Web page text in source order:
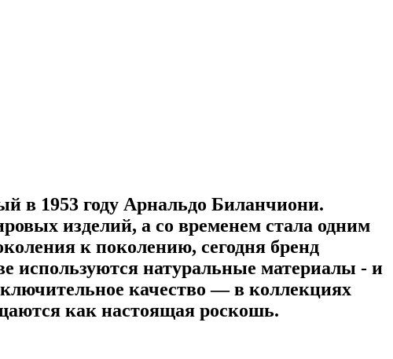
в 1953 году Арнальдо Биланчиони.
изделий, а со временем стала одним
к поколению, сегодня бренд
используются натуральные материалы - и
качество — в коллекциях
как настоящая роскошь.